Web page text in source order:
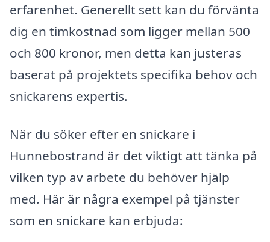
erfarenhet. Generellt sett kan du förvänta
dig en timkostnad som ligger mellan 500
och 800 kronor, men detta kan justeras
baserat på projektets specifika behov och
snickarens expertis.
När du söker efter en snickare i
Hunnebostrand är det viktigt att tänka på
vilken typ av arbete du behöver hjälp
med. Här är några exempel på tjänster
som en snickare kan erbjuda: